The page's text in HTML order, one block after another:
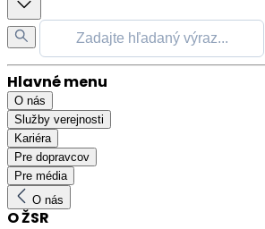
Hlavné menu
O nás
Služby verejnosti
Kariéra
Pre dopravcov
Pre média
O nás
O ŽSR